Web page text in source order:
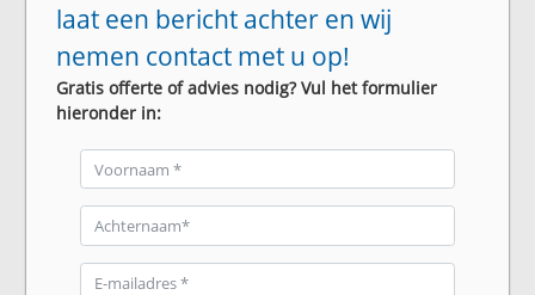
laat een bericht achter en wij
nemen contact met u op!
Gratis offerte of advies nodig? Vul het formulier
hieronder in: